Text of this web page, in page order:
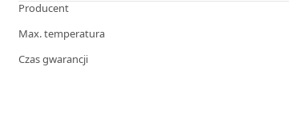
Producent
Max. temperatura
Czas gwarancji